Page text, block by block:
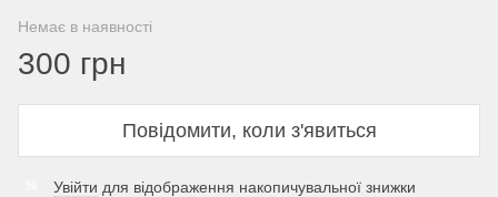
Немає в наявності
300 грн
Повідомити, коли з'явиться
Увійти для відображення накопичувальної знижки